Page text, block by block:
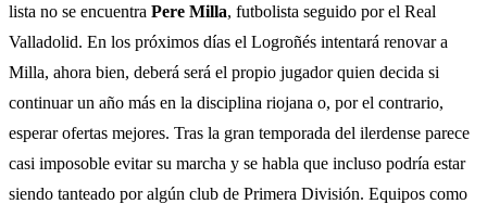
lista no se encuentra Pere Milla, futbolista seguido por el Real
Valladolid. En los próximos días el Logroñés intentará renovar a
Milla, ahora bien, deberá será el propio jugador quien decida si
continuar un año más en la disciplina riojana o, por el contrario,
esperar ofertas mejores. Tras la gran temporada del ilerdense parece
casi imposoble evitar su marcha y se habla que incluso podría estar
siendo tanteado por algún club de Primera División. Equipos como